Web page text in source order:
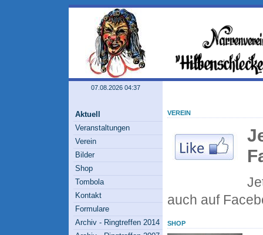
07.08.2026 04:37
Aktuell
Veranstaltungen
Verein
Bilder
Shop
Tombola
Kontakt
Formulare
Archiv - Ringtreffen 2014
VEREIN
auch auf
SHOP